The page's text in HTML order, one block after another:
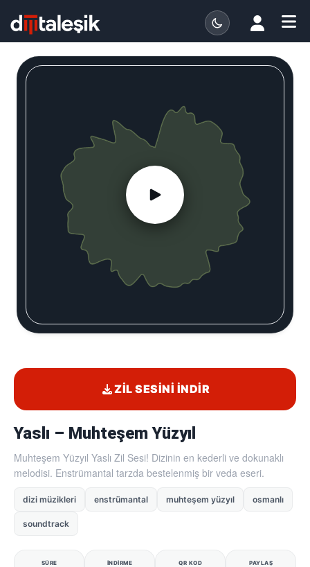
Yaslı – Muhteşem Yüzyıl
Muhteşem Yüzyıl Yaslı Zil Sesi! Dizinin en kederli ve dokunaklı
melodisi. Enstrümantal tarzda bestelenmiş bir veda eseri.
dizi müzikleri enstrümantal muhteşem yüzyıl osmanlı
soundtrack
SÜRE İNDIRME QR KOD PAYLAŞ
ZIL SESINI İNDIR